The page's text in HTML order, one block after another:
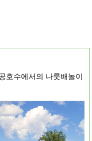
호수에서의 나룻배놀이